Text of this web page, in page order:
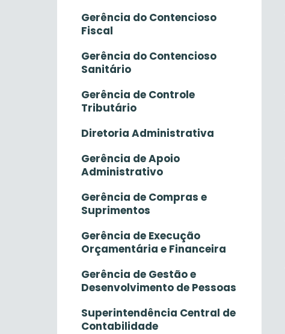
Gerência do Contencioso
Fiscal
Gerência do Contencioso
Sanitário
Gerência de Controle
Tributário
Diretoria Administrativa
Gerência de Apoio
Administrativo
Gerência de Compras e
Suprimentos
Gerência de Execução
Orçamentária e Financeira
Gerência de Gestão e
Desenvolvimento de Pessoas
Superintendência Central de
Contabilidade